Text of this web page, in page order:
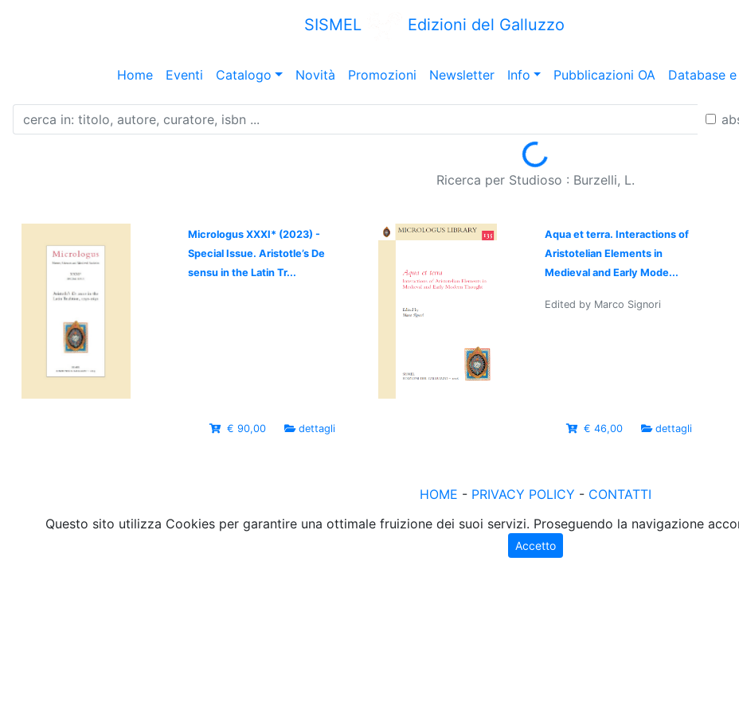
SISMEL Edizioni del Galluzzo
Home Eventi Catalogo Novità Promozioni Newsletter Info Pubblicazioni OA Database
Loading...
Ricerca per Studioso : Burzelli, L.
Micrologus XXXI* (2023) -
Special Issue. Aristotle’s De
sensu in the Latin Tr...
€ 90,00 dettagli
Aqua et terra. Interactions of
Aristotelian Elements in
Medieval and Early Mode...
Edited by Marco Signori
€ 46,00 dettagli
HOME - PRIVACY POLICY - CONTATTI
Questo sito utilizza Cookies per garantire una ottimale fruizione dei suoi servizi. Proseguendo la navigazione
Accetto